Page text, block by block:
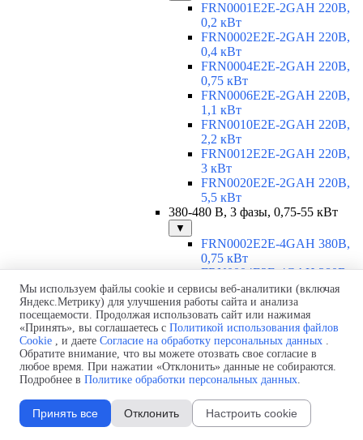
FRN0001E2E-2GAH 220В,
0,2 кВт
FRN0002E2E-2GAH 220В,
0,4 кВт
FRN0004E2E-2GAH 220В,
0,75 кВт
FRN0006E2E-2GAH 220В,
1,1 кВт
FRN0010E2E-2GAH 220В,
2,2 кВт
FRN0012E2E-2GAH 220В,
3 кВт
FRN0020E2E-2GAH 220В,
5,5 кВт
380-480 В, 3 фазы, 0,75-55 кВт
▼
FRN0002E2E-4GAH 380В,
0,75 кВт
FRN0004E2E-4GAH 380В,
1,5 кВт
FRN0006E2E-4GAH 380В,
2,2 кВт
FRN0007E2E-4GAH 380В,
3 кВт
FRN0012E2E-4GAH 380В,
5,5 кВт
FRN0022E2E-4EH 380В, 11
кВт
FRN0029E2E-4EH 380В, 15
Мы используем файлы cookie и сервисы веб-аналитики (включая
Яндекс.Метрику) для улучшения работы сайта и анализа
посещаемости. Продолжая использовать сайт или нажимая
«Принять», вы соглашаетесь с Политикой использования файлов
Cookie , и даете Согласие на обработку персональных данных .
Обратите внимание, что вы можете отозвать свое согласие в
любое время. При нажатии «Отклонить» данные не собираются.
Подробнее в Политике обработки персональных данных.
Принять все Отклонить Настроить cookie